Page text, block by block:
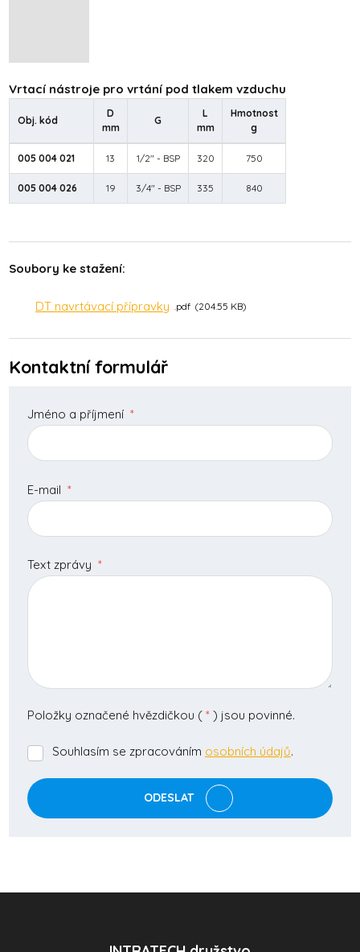
Vrtací nástroje pro vrtání pod tlakem vzduchu
Obj. kód
D
mm
G
L
mm
Hmotnost
g
005 004 021 13 1/2" - BSP 320 750
005 004 026 19 3/4" - BSP 335 840
Soubory ke stažení:
DT navrtávací přípravky pdf 204.55 KB
Kontaktní formulář
Jméno a příjmení *
E-mail *
Text zprávy *
Položky označené hvězdičkou ( * ) jsou povinné.
Souhlasím
zpracováním
osobních
údajů.
Souhlasím se zpracováním osobních údajů.
ODESLAT
odeslat.